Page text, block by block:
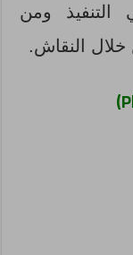
ومن
النقاش.